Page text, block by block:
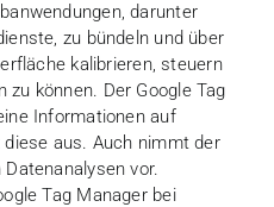
darunter
zu bündeln und über
kalibrieren, steuern
zu können. Der Google Tag
Informationen auf
aus. Auch nimmt der
vor.
Tag Manager bei